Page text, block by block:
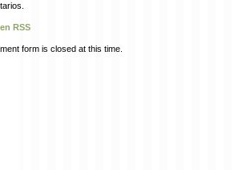
RSS
form is closed at this time.